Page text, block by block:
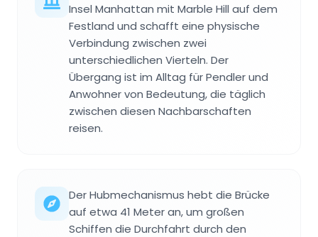
Insel Manhattan mit Marble Hill auf dem
Festland und schafft eine physische
Verbindung zwischen zwei
unterschiedlichen Vierteln. Der
Übergang ist im Alltag für Pendler und
Anwohner von Bedeutung, die täglich
zwischen diesen Nachbarschaften
reisen.
Der Hubmechanismus hebt die Brücke
auf etwa 41 Meter an, um großen
Schiffen die Durchfahrt durch den